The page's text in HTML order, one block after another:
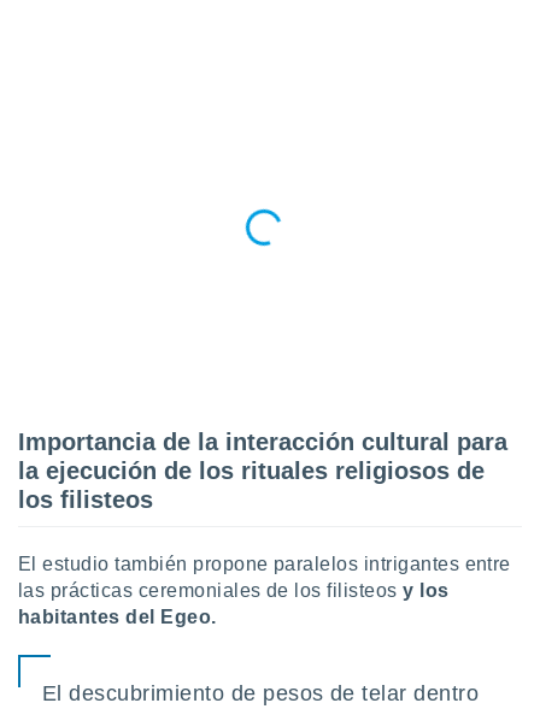
Importancia de la interacción cultural para
la ejecución de los rituales religiosos de
los filisteos
El estudio también propone paralelos intrigantes entre
las prácticas ceremoniales de los filisteosy los
habitantes del Egeo.
El descubrimiento de pesos de telar dentro